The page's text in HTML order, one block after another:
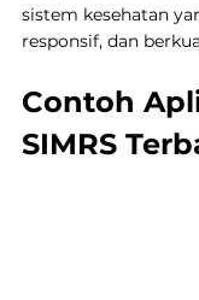
sistem kesehatan
responsif, dan
Contoh
SIMRS